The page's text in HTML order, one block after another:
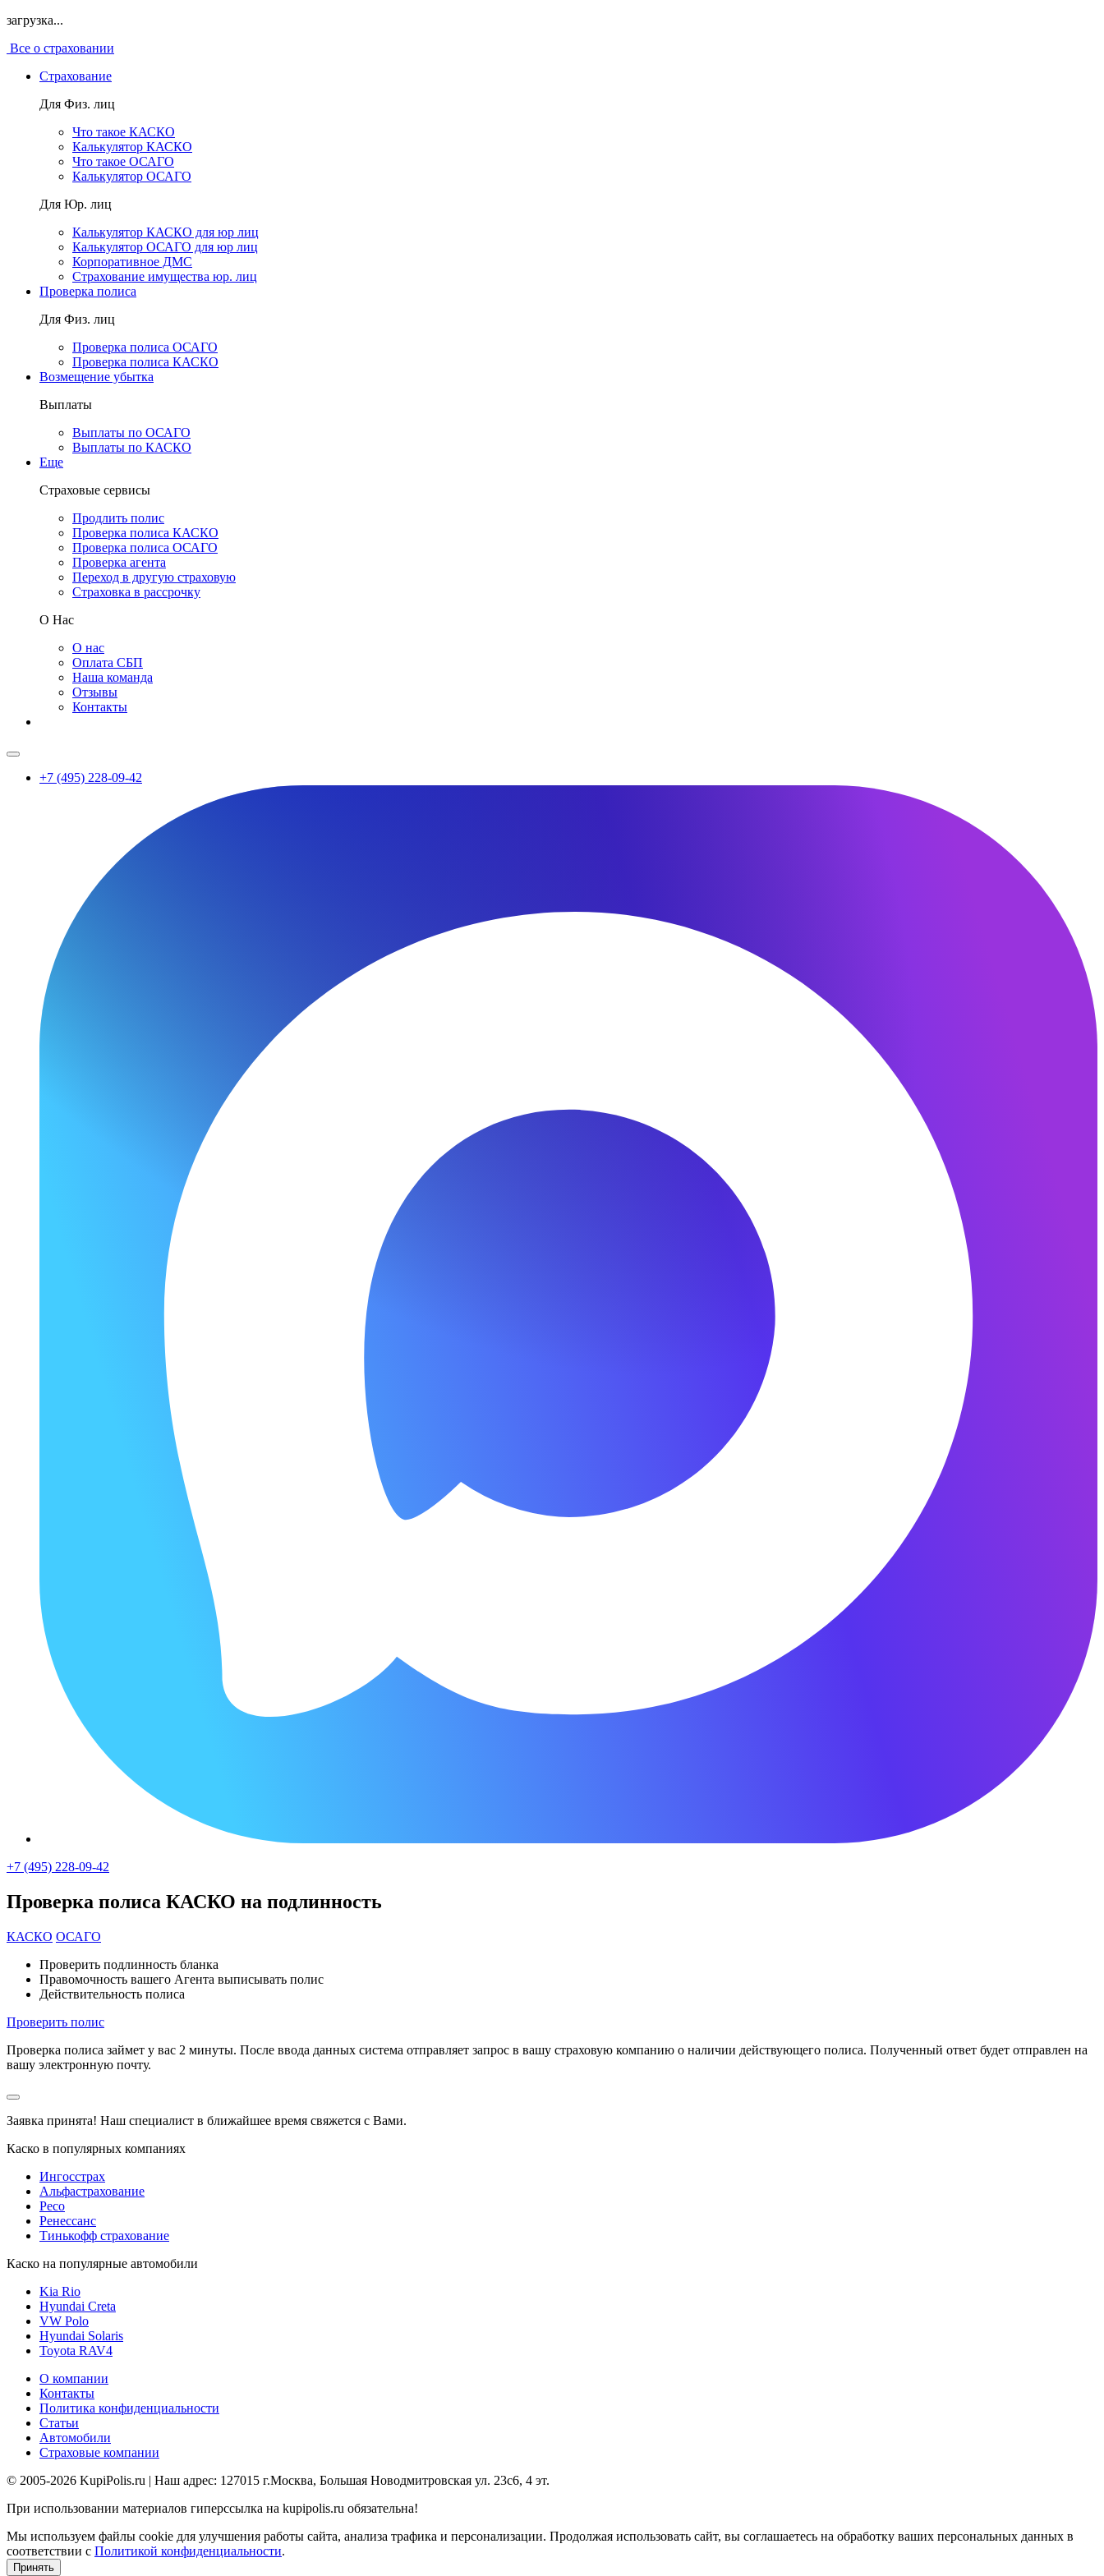
загрузка...
Все о страховании
Страхование
Для Физ. лиц
Что такое КАСКО
Калькулятор КАСКО
Что такое ОСАГО
Калькулятор ОСАГО
Для Юр. лиц
Калькулятор КАСКО для юр лиц
Калькулятор ОСАГО для юр лиц
Корпоративное ДМС
Страхование имущества юр. лиц
Проверка полиса
Для Физ. лиц
Проверка полиса ОСАГО
Проверка полиса КАСКО
Возмещение убытка
Выплаты
Выплаты по ОСАГО
Выплаты по КАСКО
Еще
Страховые сервисы
Продлить полис
Проверка полиса КАСКО
Проверка полиса ОСАГО
Проверка агента
Переход в другую страховую
Страховка в рассрочку
О Нас
О нас
Оплата СБП
Наша команда
Отзывы
Контакты
+7 (495) 228-09-42
+7 (495) 228-09-42
Проверка полиса КАСКО на подлинность
КАСКО ОСАГО
Проверить подлинность бланка
Правомочность вашего Агента выписывать полис
Действительность полиса
Проверить полис
Проверка полиса займет у вас 2 минуты. После ввода данных система отправляет запрос в вашу страховую компанию о наличии действующего полиса. Полученный ответ будет отправлен на
вашу электронную почту.
Заявка принята! Наш специалист в ближайшее время свяжется с Вами.
Каско в популярных компаниях
Ингосстрах
Альфастрахование
Ресо
Ренессанс
Тинькофф страхование
Каско на популярные автомобили
Kia Rio
Hyundai Creta
VW Polo
Hyundai Solaris
Toyota RAV4
О компании
Контакты
Политика конфиденциальности
Статьи
Автомобили
Страховые компании
© 2005-2026 KupiPolis.ru | Наш адрес: 127015 г.Москва, Большая Новодмитровская ул. 23с6, 4 эт.
При использовании материалов гиперссылка на kupipolis.ru обязательна!
Мы используем файлы cookie для улучшения работы сайта, анализа трафика и персонализации. Продолжая использовать сайт, вы соглашаетесь на обработку ваших персональных данных в
соответствии с Политикой конфиденциальности.
Принять